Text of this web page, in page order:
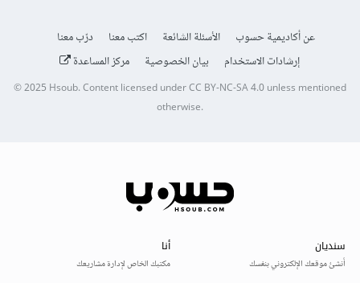
عن أكاديمية حسوب الأسئلة الشائعة اكتب معنا
درّب معنا
إرشادات الاستخدام
بيان الخصوصية مركز المساعدة
© 2025Hsoub.Content licensed underCC BY-NC-SA 4.0unless mentioned
otherwise.